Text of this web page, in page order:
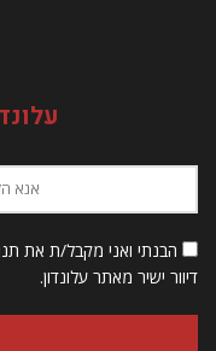
הבנתי ואני מקבל/ת את
דיוור ישיר מאתר עלונדון.